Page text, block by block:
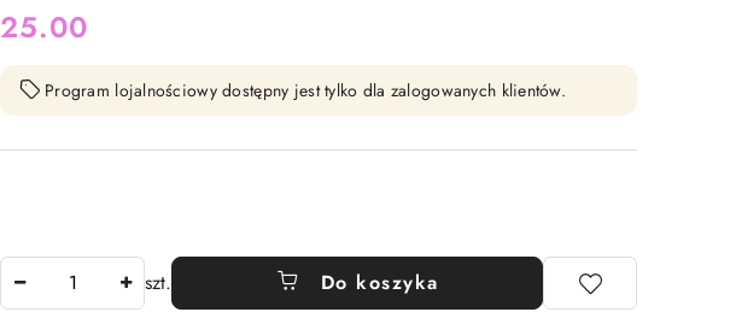
cena:
25.00
Program lojalnościowy dostępny jest tylko dla zalogowanych klientów.
szt. Do koszyka